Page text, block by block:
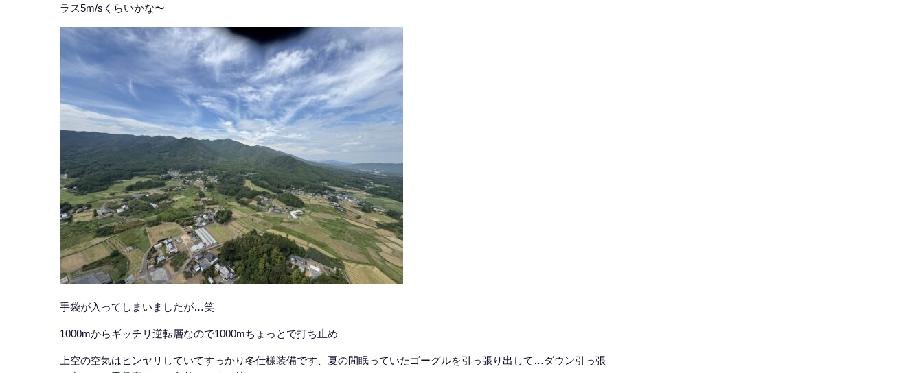
ラス5m/sくらいかな〜
手袋が入ってしまいましたが…笑
1000mからギッチリ逆転層なので1000mちょっとで打ち止め
上空の空気はヒンヤリしていてすっかり冬仕様装備です、夏の間眠っていたゴーグルを引っ張り出して…ダウン引っ張